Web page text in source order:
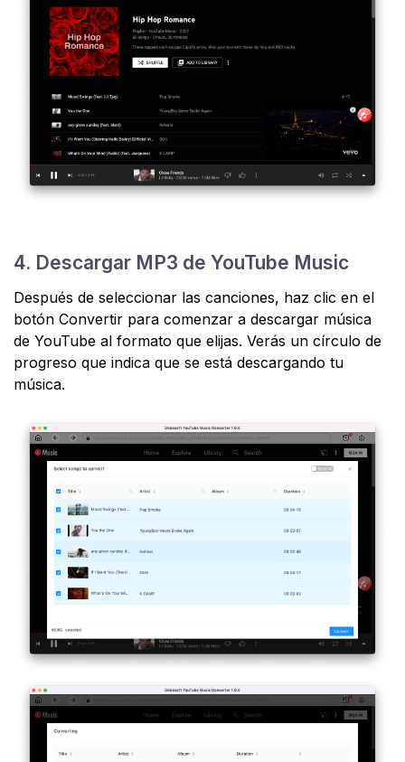
4. Descargar MP3 de YouTube Music
Después de seleccionar las canciones, haz clic en el
botón Convertir para comenzar a descargar música
de YouTube al formato que elijas. Verás un círculo de
progreso que indica que se está descargando tu
música.